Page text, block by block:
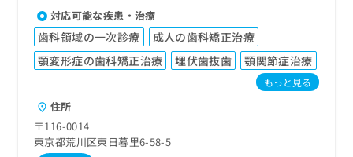
対応可能な疾患・治療
歯科領域の一次診療
成人の歯科矯正治療
顎変形症の歯科矯正治療
埋伏歯抜歯 顎関節症治療
もっと見る
住所
〒116-0014
東京都荒川区東日暮里6-58-5